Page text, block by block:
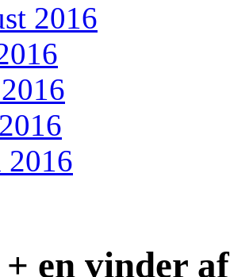
2016
2016
+ en vinder